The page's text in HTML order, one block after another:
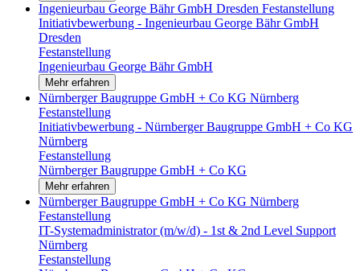
Ingenieurbau George Bähr GmbH Dresden Festanstellung
Initiativbewerbung - Ingenieurbau George Bähr GmbH
Dresden
Festanstellung
Ingenieurbau George Bähr GmbH
Mehr erfahren
Nürnberger Baugruppe GmbH + Co KG Nürnberg
Festanstellung
Initiativbewerbung - Nürnberger Baugruppe GmbH + Co KG
Nürnberg
Festanstellung
Nürnberger Baugruppe GmbH + Co KG
Mehr erfahren
Nürnberger Baugruppe GmbH + Co KG Nürnberg
Festanstellung
IT-Systemadministrator (m/w/d) - 1st & 2nd Level Support
Nürnberg
Festanstellung